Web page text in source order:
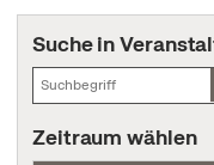
Suche in
Zeitraum wählen